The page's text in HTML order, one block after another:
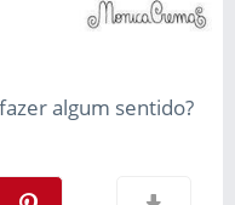
algum sentido?